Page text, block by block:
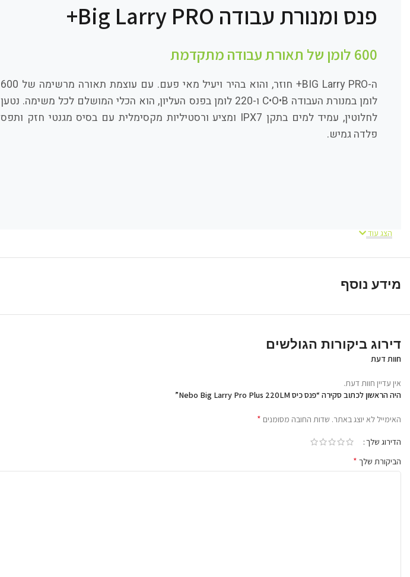
פנס ומנורת עבודה Big Larry PRO+
600 לומן של תאורת עבודה מתקדמת
ה-BIG Larry PRO+ חוזר, והוא בהיר ויעיל מאי פעם. עם עוצמת תאורה מרשימה של 600
לומן במנורת העבודה C•O•B ו-220 לומן בפנס העליון, הוא הכלי המושלם לכל משימה. נטען
לחלוטין, עמיד למים בתקן IPX7 ומציע ורסטיליות מקסימלית עם בסיס מגנטי חזק ותפס
פלדה גמיש.
תאורת C•O•B אדומה
כולל מצב אור אדום (קבוע ומהבהב) המושלם לאיתות
מצוקה, חירום בצד הדרך או שמירה על ראיית לילה מבלי
הצג עוד
מידע נוסף
דירוג ביקורות הגולשים
חוות דעת
אין עדיין חוות דעת.
היה הראשון לכתוב סקירה “פנס כיס Nebo Big Larry Pro Plus 220LM”
האימייל לא יוצג באתר. שדות החובה מסומנים *
הדירוג שלך
הביקורת שלך *